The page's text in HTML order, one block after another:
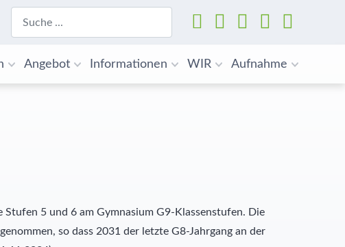
Suchen
Angebot Informationen WIR Aufnahme
5 und 6 am Gymnasium G9-Klassenstufen. Die
so dass 2031 der letzte G8-Jahrgang an der